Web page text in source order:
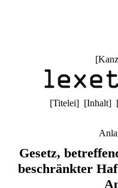
[
[Titelei] [Inhalt]
Gesetz,
beschränkter